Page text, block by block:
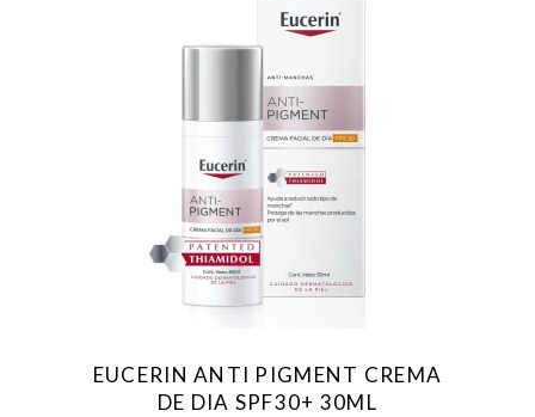
EUCERIN ANTI PIGMENT CREMA
DE DIA SPF30+ 30ML